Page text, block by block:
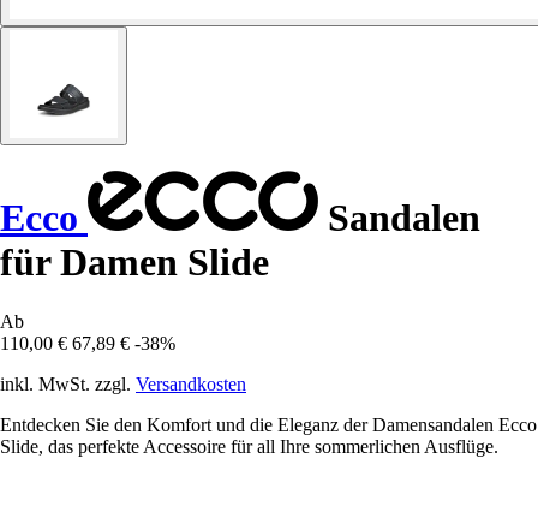
Ecco
Sandalen
für Damen Slide
Ab
110,00 € 67,89 € -38%
inkl. MwSt. zzgl. Versandkosten
Entdecken Sie den Komfort und die Eleganz der Damensandalen Ecco
Slide, das perfekte Accessoire für all Ihre sommerlichen Ausflüge.